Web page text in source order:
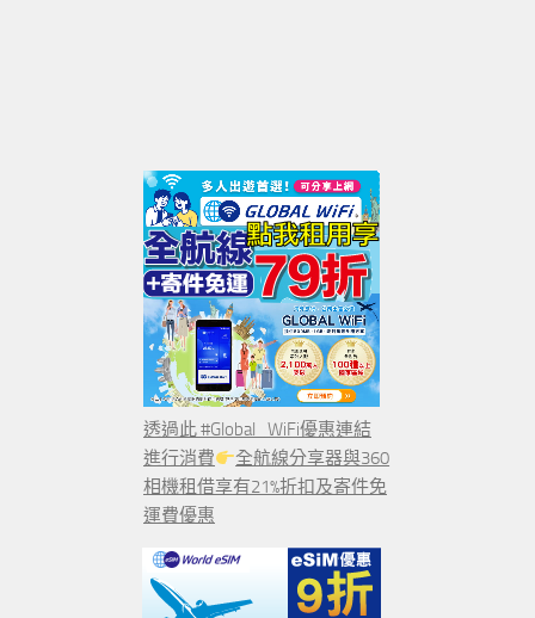
透過此 #Global_WiFi優惠連結
進行消費
全航線分享器與360
相機租借享有21%折扣及寄件免
運費優惠